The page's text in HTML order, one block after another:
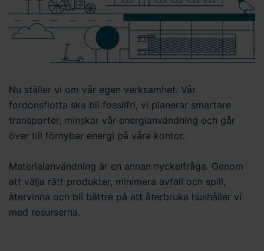
Nu ställer vi om vår egen verksamhet. Vår
fordonsflotta ska bli fossilfri, vi planerar smartare
transporter, minskar vår energianvändning och går
över till förnybar energi på våra kontor.
Materialanvändning är en annan nyckelfråga. Genom
att välja rätt produkter, minimera avfall och spill,
återvinna och bli bättre på att återbruka hushåller vi
med resurserna.